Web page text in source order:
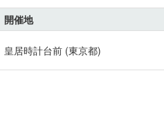
開催地
皇居時計台前 (東京都)